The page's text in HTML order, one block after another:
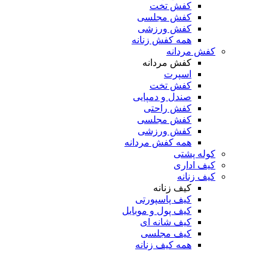
کفش تخت
کفش مجلسی
کفش ورزشی
همه کفش زنانه
کفش مردانه
کفش مردانه
اسپرت
کفش تخت
صندل و دمپایی
کفش راحتی
کفش مجلسی
کفش ورزشی
همه کفش مردانه
کوله پشتی
کیف اداری
کیف زنانه
کیف زنانه
کیف پاسپورتی
کیف پول و موبایل
کیف شانه ای
کیف مجلسی
همه کیف زنانه